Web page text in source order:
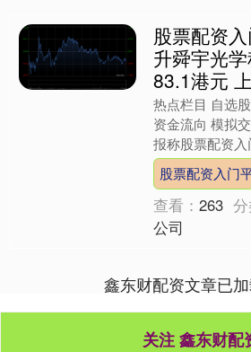
股票配资
升舜宇光
83.1港元
热点栏目 自选
资金流向 模拟
报称股票配资
（02382）的手
1%，相机模....
股票配资入门
查看：263
公司
鑫东财配资文章已
关注 鑫东财配